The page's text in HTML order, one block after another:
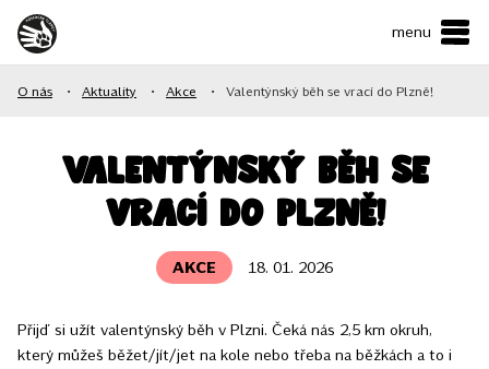
menu
O NÁS
NAŠE SLUŽBY
JAK MŮŽETE POMOCI?
E-shop
O nás • Aktuality • Akce • Valentýnský běh se vrací do Plzně!
Valentýnský běh se
vrací do Plzně!
AKCE 18. 01. 2026
Přijď si užít valentýnský běh v Plzni. Čeká nás 2,5 km okruh,
který můžeš běžet/jít/jet na kole nebo třeba na běžkách a to i